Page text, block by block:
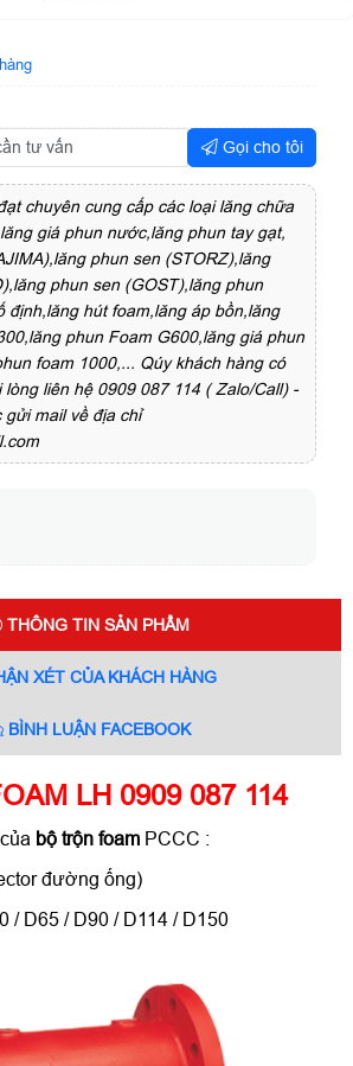
Gọi cho tôi
chuyên cung cấp các loại lăng chữa
giá phun nước,lăng phun tay gạt,
phun sen (STORZ),lăng
phun sen (GOST),lăng phun
định,lăng hút foam,lăng áp bồn,lăng
phun Foam G600,lăng giá phun
foam 1000,... Qúy khách hàng có
liên hệ 0909 087 114 ( Zalo/Call) -
gửi mail về địa chỉ
THÔNG TIN SẢN PHẨM
XÉT CỦA KHÁCH HÀNG
BÌNH LUẬN FACEBOOK
LH 0909 087 114
bộ trộn foam PCCC :
đường ống)
/ D65 / D90 / D114 / D150